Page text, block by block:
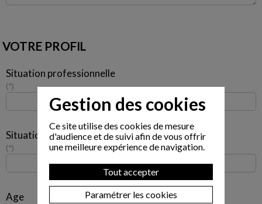
VOTRE PROFIL
Situation professionnelle
*
Situation familiale
*
Age
Gestion des cookies
Ce site utilise des cookies de mesure
d'audience et de suivi afin de vous offrir
une meilleure expérience de navigation.
Tout accepter
Paramétrer les cookies